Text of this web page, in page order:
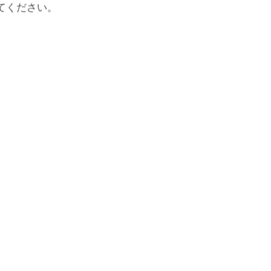
ださい。